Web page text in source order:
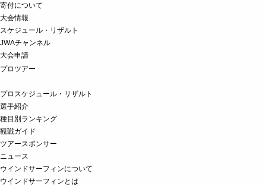
寄付について
大会情報
スケジュール・リザルト
JWAチャンネル
大会申請
プロツアー
プロスケジュール・リザルト
選手紹介
種目別ランキング
観戦ガイド
ツアースポンサー
ニュース
ウインドサーフィンについて
ウインドサーフィンとは